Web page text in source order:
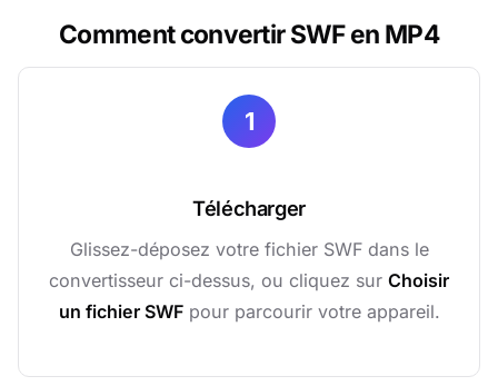
Comment convertir SWF en MP4
1
Télécharger
Glissez-déposez votre fichier SWF dans le
convertisseur ci-dessus, ou cliquez sur Choisir
un fichier SWFpour parcourir votre appareil.